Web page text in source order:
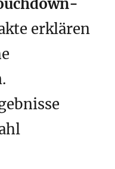
erklären